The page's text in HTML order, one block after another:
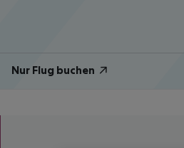
Nur Flug buchen